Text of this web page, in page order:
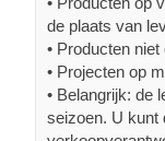
de plaats van
• Producten
• Projecten op
• Belangrijk: de
seizoen. U kunt